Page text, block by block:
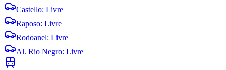
Castello: Livre
Raposo: Livre
Rodoanel: Livre
Al. Rio Negro: Livre